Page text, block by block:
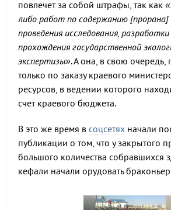
повлечет за собой штрафы, так как
либо работ по содержанию [прорана]
проведения исследования,
прохождения государственной
экспертизы». А она, в свою очередь,
только по заказу краевого
ресурсов, в ведении которого
счет краевого бюджета.
В это же время в соцсетях начали
публикации о том, что у закрытого
большого количества собравшихся
кефали начали орудовать